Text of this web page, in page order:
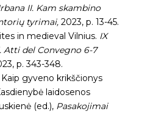
II. Kam skambino
tyrimai, 2023, p. 13-45.
in medieval Vilnius. IX
Atti del Convegno 6-7
p. 343-348.
gyveno krikščionys
laidosenos
(ed.), Pasakojimai